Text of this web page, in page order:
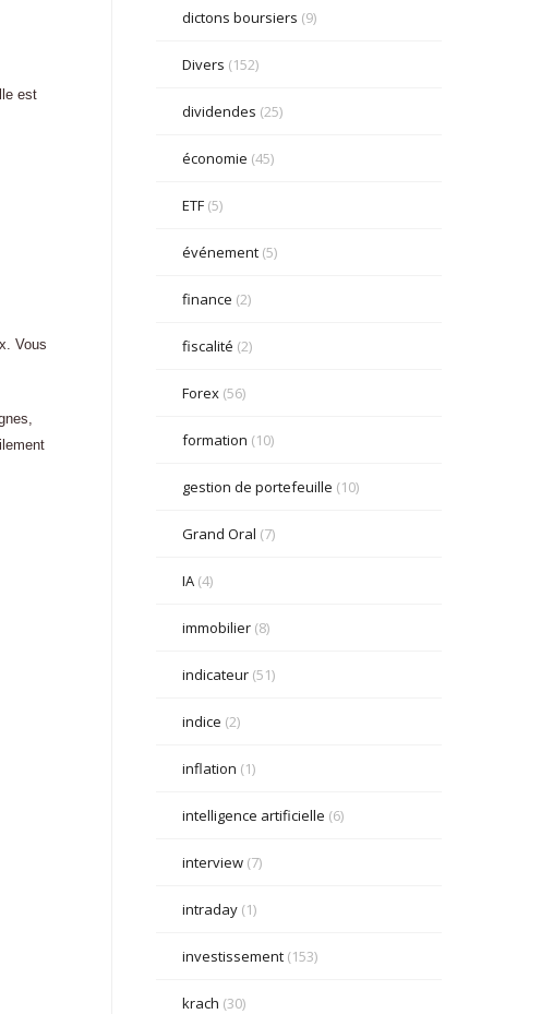
est
Vous
dictons boursiers (9)
Divers (152)
dividendes (25)
économie (45)
ETF(5)
événement(5)
finance (2)
fiscalité (2)
Forex(56)
formation (10)
gestion de portefeuille (10)
Grand Oral (7)
IA(4)
immobilier(8)
indicateur(51)
indice (2)
inflation (1)
intelligence artificielle (6)
interview(7)
intraday(1)
investissement(153)
krach (30)